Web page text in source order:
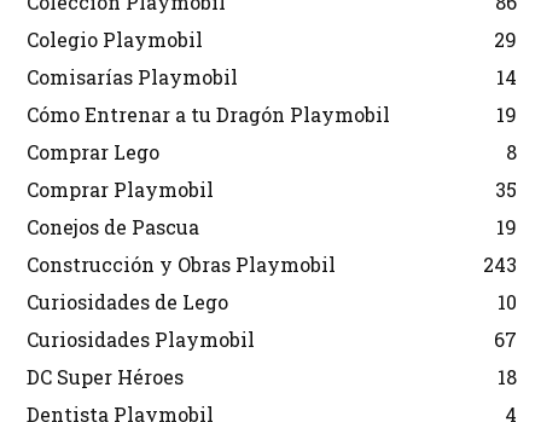
Colegio Playmobil
29
Comisarías Playmobil
14
Cómo Entrenar a tu Dragón Playmobil
19
Comprar Lego
8
Comprar Playmobil
35
Conejos de Pascua
19
Construcción y Obras Playmobil
243
Curiosidades de Lego
10
Curiosidades Playmobil
67
DC Super Héroes
18
Dentista Playmobil
4